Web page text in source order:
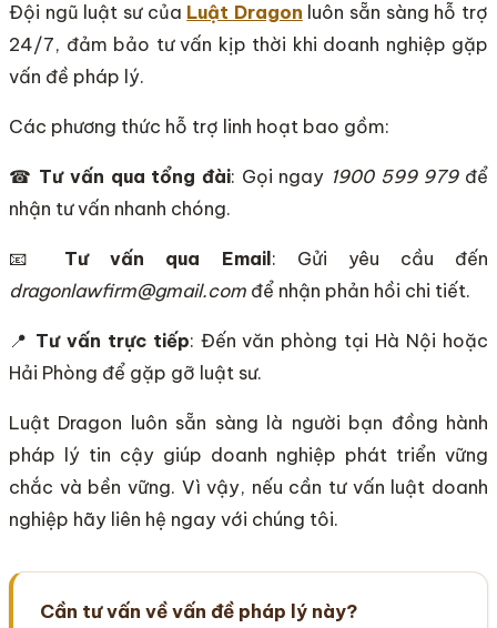
Đội ngũ luật sư của Luật Dragon luôn sẵn sàng hỗ trợ
24/7, đảm bảo tư vấn kịp thời khi doanh nghiệp gặp
vấn đề pháp lý.
Các phương thức hỗ trợ linh hoạt bao gồm:
☎ Tư vấn qua tổng đài: Gọi ngay 1900 599 979để
nhận tư vấn nhanh chóng.
📧 Tư vấn qua Email : Gửi yêu cầu đến
dragonlawfirm@gmail.com để nhận phản hồi chi tiết.
📍 Tư vấn trực tiếp: Đến văn phòng tại Hà Nội hoặc
Hải Phòng để gặp gỡ luật sư.
Luật Dragon luôn sẵn sàng là người bạn đồng hành
pháp lý tin cậy giúp doanh nghiệp phát triển vững
chắc và bền vững. Vì vậy, nếu cần tư vấn luật doanh
nghiệp hãy liên hệ ngay với chúng tôi.
Cần tư vấn về vấn đề pháp lý này?